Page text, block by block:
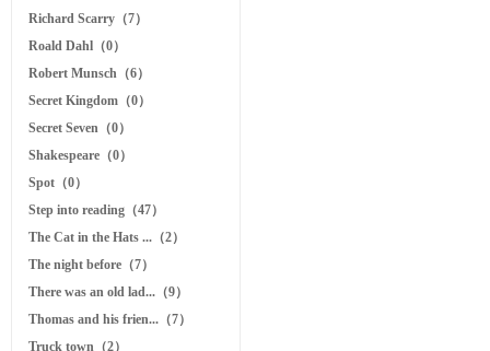
Richard Scarry（7）
Roald Dahl（0）
Robert Munsch（6）
Secret Kingdom（0）
Secret Seven（0）
Shakespeare（0）
Spot（0）
Step into reading（47）
The Cat in the Hats ...（2）
The night before（7）
There was an old lad...（9）
Thomas and his frien...（7）
Truck town（2）